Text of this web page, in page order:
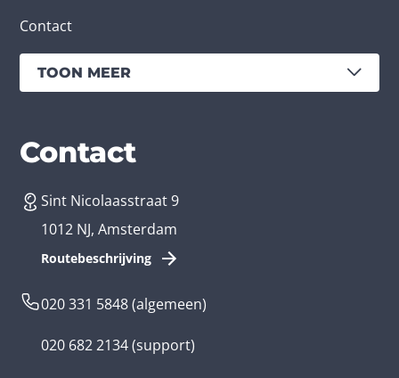
Contact
TOON MEER
Diensten
App laten maken
Branches
Bedrijfsapp
Contact
Sint Nicolaasstraat 9
1012 NJ, Amsterdam
Routebeschrijving
020 331 5848(algemeen)
020 682 2134(support)